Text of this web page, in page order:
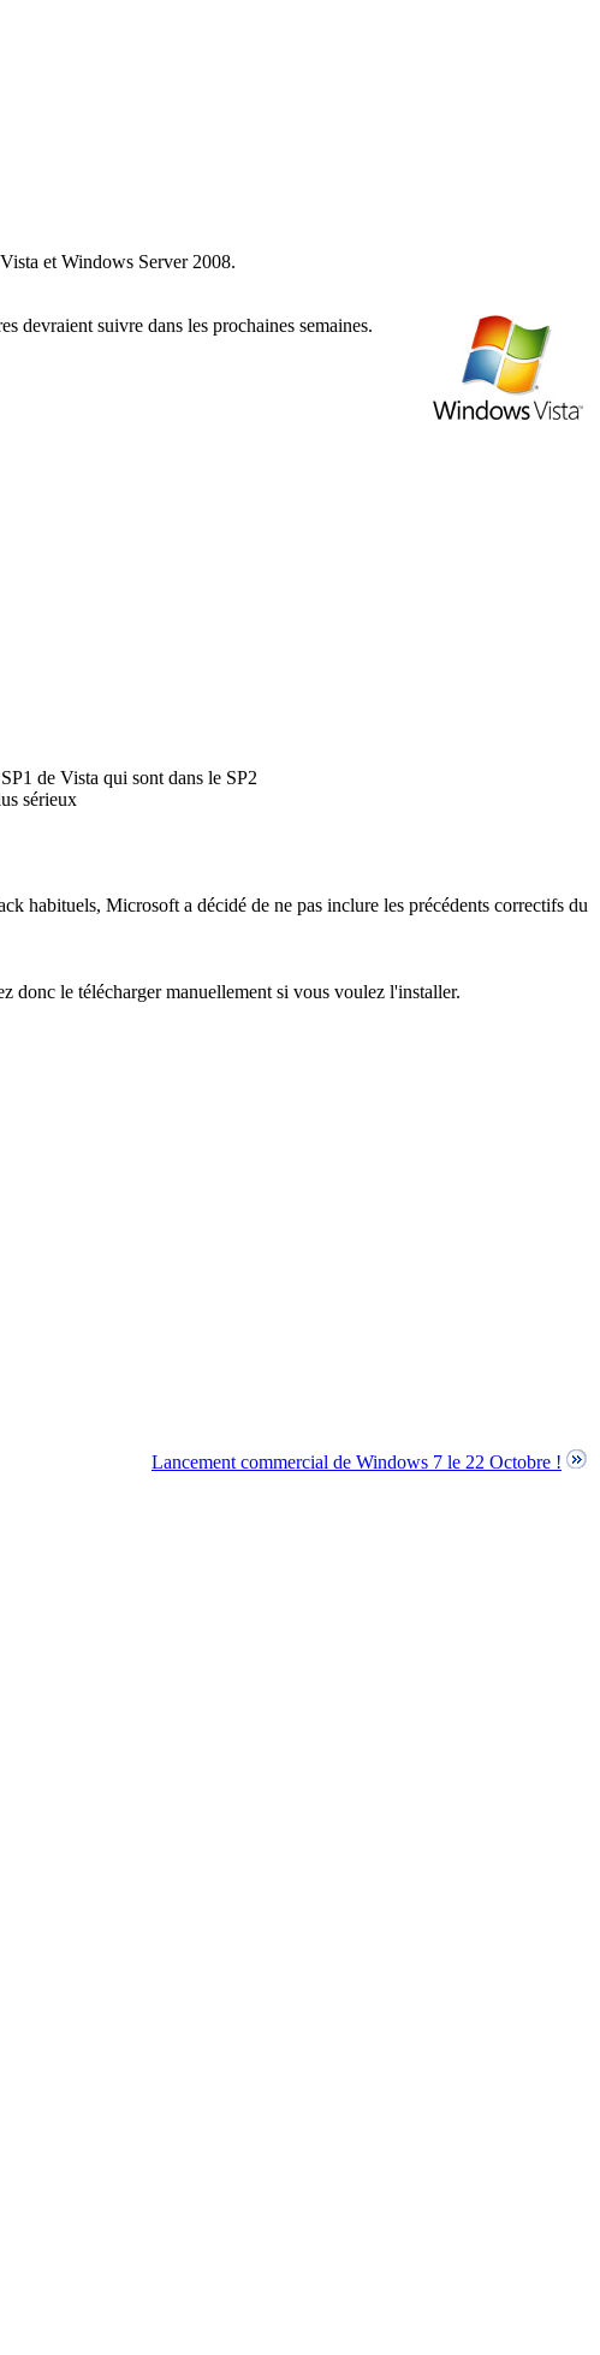
et Windows Server 2008.
devraient suivre dans les prochaines semaines.
de Vista qui sont dans le SP2
sérieux
habituels, Microsoft a décidé de ne pas inclure les précédents correctifs du
donc le télécharger manuellement si vous voulez l'installer.
Lancement commercial de Windows 7 le 22 Octobre !